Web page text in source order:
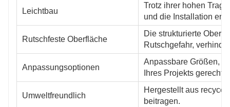
Leichtbau
Trotz ihrer hohen
und die Installation
Rutschfeste Oberfläche
Die strukturierte
Rutschgefahr,
Anpassungsoptionen
Anpassbare Größen,
Ihres Projekts gerecht
Umweltfreundlich
Hergestellt aus
beitragen.